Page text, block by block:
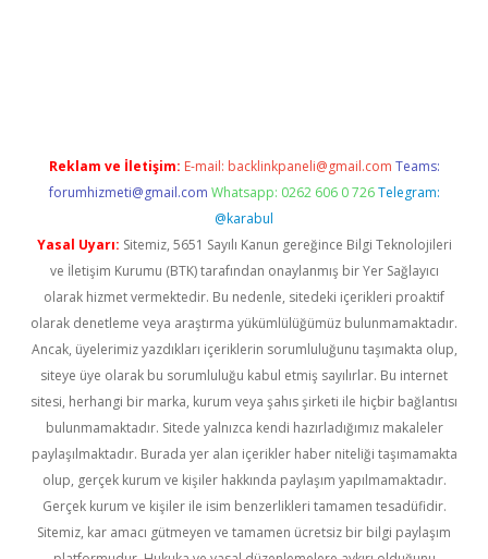
Reklam ve İletişim: E-mail: backlinkpaneli@gmail.com Teams:
forumhizmeti@gmail.com Whatsapp: 0262 606 0 726 Telegram:
@karabul
Yasal Uyarı: Sitemiz, 5651 Sayılı Kanun gereğince Bilgi Teknolojileri
ve İletişim Kurumu (BTK) tarafından onaylanmış bir Yer Sağlayıcı
olarak hizmet vermektedir. Bu nedenle, sitedeki içerikleri proaktif
olarak denetleme veya araştırma yükümlülüğümüz bulunmamaktadır.
Ancak, üyelerimiz yazdıkları içeriklerin sorumluluğunu taşımakta olup,
siteye üye olarak bu sorumluluğu kabul etmiş sayılırlar. Bu internet
sitesi, herhangi bir marka, kurum veya şahıs şirketi ile hiçbir bağlantısı
bulunmamaktadır. Sitede yalnızca kendi hazırladığımız makaleler
paylaşılmaktadır. Burada yer alan içerikler haber niteliği taşımamakta
olup, gerçek kurum ve kişiler hakkında paylaşım yapılmamaktadır.
Gerçek kurum ve kişiler ile isim benzerlikleri tamamen tesadüfidir.
Sitemiz, kar amacı gütmeyen ve tamamen ücretsiz bir bilgi paylaşım